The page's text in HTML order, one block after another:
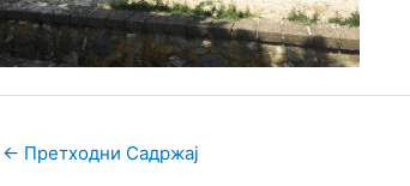
← Претходни Садржај